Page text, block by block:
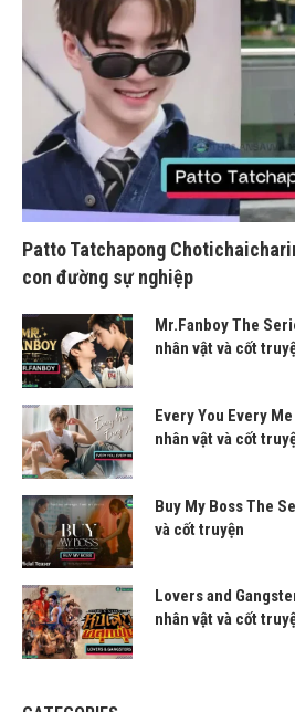
Patto Tatchapong
con đường sự nghiệp
Mr.Fanboy The
nhân vật và cốt
Every You Every
nhân vật và cốt
Buy My Boss The
và cốt truyện
Lovers and
nhân vật và cốt